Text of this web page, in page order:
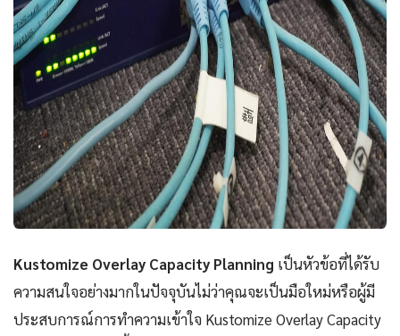
Kustomize Overlay Capacity Planning เป็นหัวข้อที่ได้รับ
ความสนใจอย่างมากในปัจจุบันไม่ว่าคุณจะเป็นมือใหม่หรือผู้มี
ประสบการณ์การทำความเข้าใจ Kustomize Overlay Capacity